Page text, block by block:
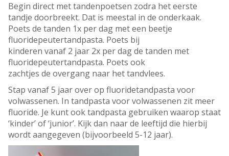
Begin direct met tandenpoetsen zodra het eerste
tandje doorbreekt. Dat is meestal in de onderkaak.
Poets de tanden 1x per dag met een beetje
fluoridepeutertandpasta. Poets bij
kinderen vanaf 2 jaar 2x per dag de tanden met
fluoridepeutertandpasta. Poets ook
zachtjes de overgang naar het tandvlees.
Stap vanaf 5 jaar over op fluoridetandpasta voor
volwassenen. In tandpasta voor volwassenen zit meer
fluoride. Je kunt ook tandpasta gebruiken waarop staat
‘kinder’ of ‘junior’. Kijk dan naar de leeftijd die hierbij
wordt aangegeven (bijvoorbeeld 5-12 jaar).